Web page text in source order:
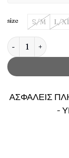
size S/M L/
Γυναικείο
ΑΣΦΑΛΕΙΣ
-